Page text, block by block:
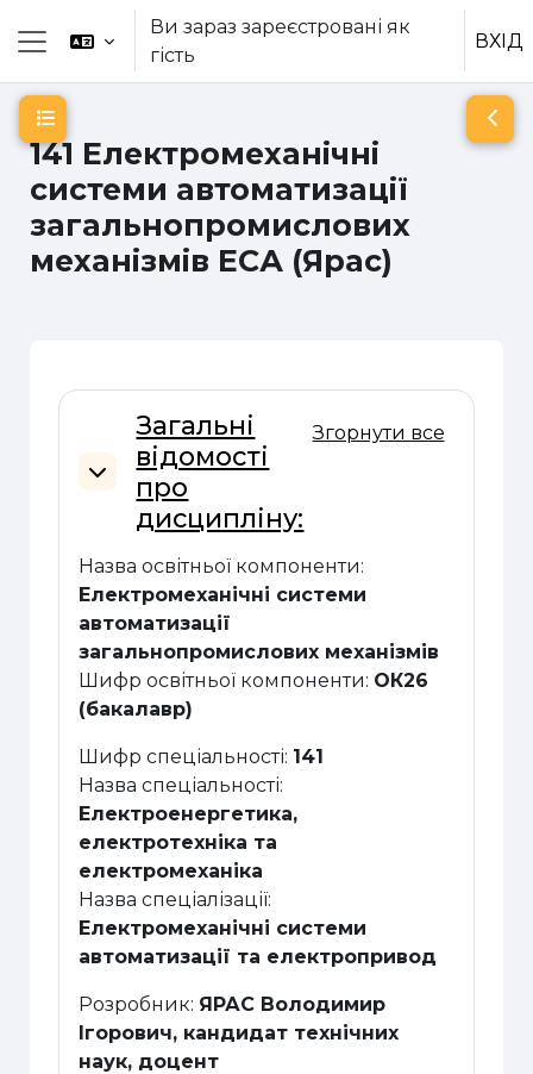
Перейти до головного вмісту
Бокова панель
Ви зараз зареєстровані як
гість
ВХІД
141 Електромеханічні
системи автоматизації
загальнопромислових
механізмів ЕСА (Ярас)
Відкритий покажчик курсу
Схема розділу
Згорнути
Загальні
відомості
про
дисципліну:
Згорнути все
Назва освітньої компоненти:
Електромеханічні системи
автоматизації
загальнопромислових механізмів
Шифр освітньої компоненти: ОК26
(бакалавр)
Шифр спеціальності: 141
Назва спеціальності:
Електроенергетика,
електротехніка та
електромеханіка
Назва спеціалізації:
Електромеханічні системи
автоматизації та електропривод
Розробник: ЯРАС Володимир
Ігорович, кандидат технічних
наук, доцент